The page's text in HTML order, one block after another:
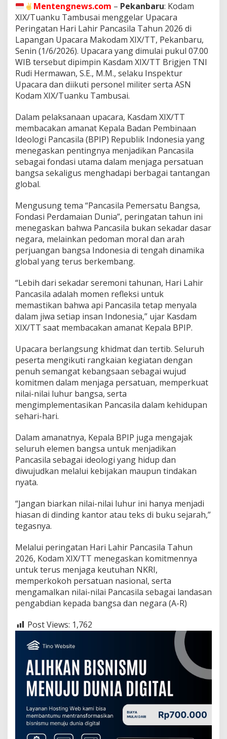
r
P
a
n
c
a
s
i
l
a
2
6
,
K
a
s
d
T
g
a
s
k
a
n
a
n
c
a
s
i
a
P
e
r
e
k
a
n
g
s
a
e
n
T
a
n
t
n
g
n
G
l
b
a
l
Mentengnews.com – Pekanbaru: Kodam
XIX/Tuanku Tambusai menggelar Upacara
Peringatan Hari Lahir Pancasila Tahun 2026 di
Lapangan Upacara Makodam XIX/TT, Pekanbaru,
Senin (1/6/2026). Upacara yang dimulai pukul 07.00
WIB tersebut dipimpin Kasdam XIX/TT Brigjen TNI
Rudi Hermawan, S.E., M.M., selaku Inspektur
Upacara dan diikuti personel militer serta ASN
Kodam XIX/Tuanku Tambusai.
Dalam pelaksanaan upacara, Kasdam XIX/TT
membacakan amanat Kepala Badan Pembinaan
Ideologi Pancasila (BPIP) Republik Indonesia yang
menegaskan pentingnya menjadikan Pancasila
sebagai fondasi utama dalam menjaga persatuan
bangsa sekaligus menghadapi berbagai tantangan
global.
Mengusung tema “Pancasila Pemersatu Bangsa,
Fondasi Perdamaian Dunia”, peringatan tahun ini
menegaskan bahwa Pancasila bukan sekadar dasar
negara, melainkan pedoman moral dan arah
perjuangan bangsa Indonesia di tengah dinamika
global yang terus berkembang.
“Lebih dari sekadar seremoni tahunan, Hari Lahir
Pancasila adalah momen refleksi untuk
memastikan bahwa api Pancasila tetap menyala
dalam jiwa setiap insan Indonesia,” ujar Kasdam
XIX/TT saat membacakan amanat Kepala BPIP.
Upacara berlangsung khidmat dan tertib. Seluruh
peserta mengikuti rangkaian kegiatan dengan
penuh semangat kebangsaan sebagai wujud
komitmen dalam menjaga persatuan, memperkuat
nilai-nilai luhur bangsa, serta
mengimplementasikan Pancasila dalam kehidupan
sehari-hari.
Dalam amanatnya, Kepala BPIP juga mengajak
seluruh elemen bangsa untuk menjadikan
Pancasila sebagai ideologi yang hidup dan
diwujudkan melalui kebijakan maupun tindakan
nyata.
“Jangan biarkan nilai-nilai luhur ini hanya menjadi
hiasan di dinding kantor atau teks di buku sejarah,”
tegasnya.
Melalui peringatan Hari Lahir Pancasila Tahun
2026, Kodam XIX/TT menegaskan komitmennya
untuk terus menjaga keutuhan NKRI,
memperkokoh persatuan nasional, serta
mengamalkan nilai-nilai Pancasila sebagai landasan
pengabdian kepada bangsa dan negara (A-R)
Post Views: 1,762